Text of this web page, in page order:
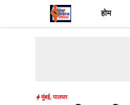
content
होम
मुंबई,पालघर